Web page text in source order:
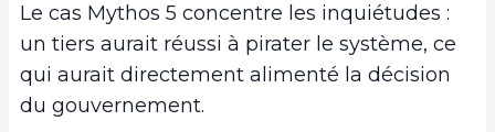
Le cas Mythos 5 concentre les inquiétudes :
un tiers aurait réussi à pirater le système, ce
qui aurait directement alimenté la décision
du gouvernement.